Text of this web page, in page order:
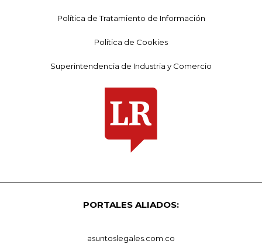
Política de Tratamiento de Información
Política de Cookies
Superintendencia de Industria y Comercio
PORTALES ALIADOS:
asuntoslegales.com.co